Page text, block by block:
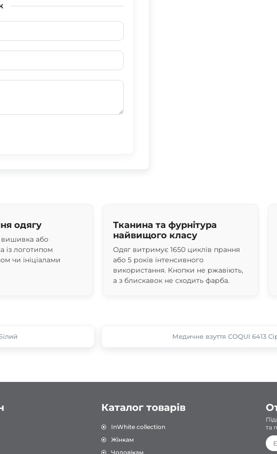
одягу
вишивка або
із логотипом
чи ініціалами
Тканина та фурнітура
найвищого класу
Одяг витримує 1650 циклів прання
або 5 років інтенсивного
використання. Кнопки не ржавіють,
а з блискавок не сходить фарба.
Медичне взуття COQUI 6413
Каталог товарів
InWhite collection
Жінкам
Чоловікам
та